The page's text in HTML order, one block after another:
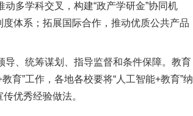
多学科交叉，构建“政产学研金”协同机
体系；拓展国际合作，推动优质公共产品
、统筹谋划、指导监督和条件保障。教育
育”工作，各地各校要将“人工智能+教育”纳
优秀经验做法。